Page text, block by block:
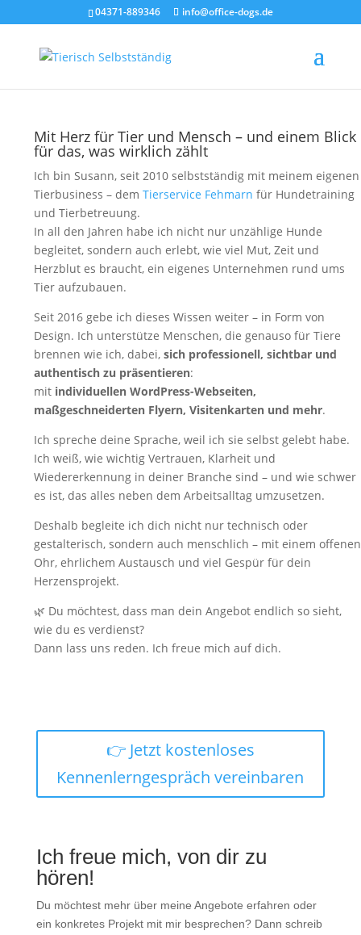
04371-889346 info@office-dogs.de
Mit Herz für Tier und Mensch – und einem Blick
für das, was wirklich zählt
Ich bin Susann, seit 2010 selbstständig mit meinem eigenen
Tierbusiness – dem Tierservice Fehmarn für Hundetraining
und Tierbetreuung.
In all den Jahren habe ich nicht nur unzählige Hunde
begleitet, sondern auch erlebt, wie viel Mut, Zeit und
Herzblut es braucht, ein eigenes Unternehmen rund ums
Tier aufzubauen.
Seit 2016 gebe ich dieses Wissen weiter – in Form von
Design. Ich unterstütze Menschen, die genauso für Tiere
brennen wie ich, dabei, sich professionell, sichtbar und
authentisch zu präsentieren:
mit individuellen WordPress-Webseiten,
maßgeschneiderten Flyern, Visitenkarten und mehr.
Ich spreche deine Sprache, weil ich sie selbst gelebt habe.
Ich weiß, wie wichtig Vertrauen, Klarheit und
Wiedererkennung in deiner Branche sind – und wie schwer
es ist, das alles neben dem Arbeitsalltag umzusetzen.
Deshalb begleite ich dich nicht nur technisch oder
gestalterisch, sondern auch menschlich – mit einem offenen
Ohr, ehrlichem Austausch und viel Gespür für dein
Herzensprojekt.
🌿 Du möchtest, dass man dein Angebot endlich so sieht,
wie du es verdienst?
Dann lass uns reden. Ich freue mich auf dich.
👉 Jetzt kostenloses
Kennenlerngespräch vereinbaren
Ich freue mich, von dir zu
hören!
Du möchtest mehr über meine Angebote erfahren oder
ein konkretes Projekt mit mir besprechen? Dann schreib